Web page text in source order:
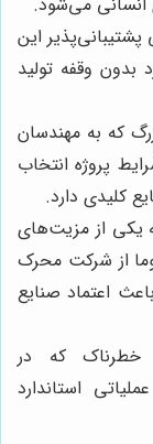
این
وقفه تولید
که به مهندسان
پروژه انتخاب
کلیدی دارد.
یکی از مزیت‌های
از شرکت محرک
اعتماد صنایع
خطرناک که در
استاندارد